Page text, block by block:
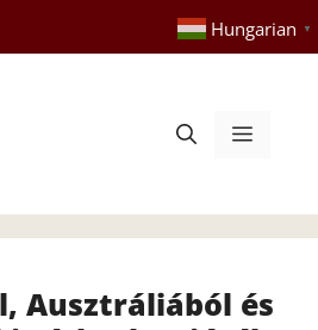
Hungarian ▼
Menü
Ausztráliából és